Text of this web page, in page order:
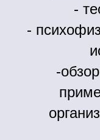
-
-
-